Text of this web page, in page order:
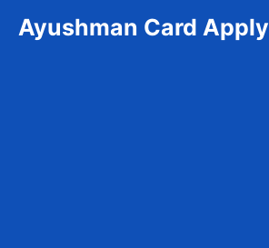
Ayushman Card Apply